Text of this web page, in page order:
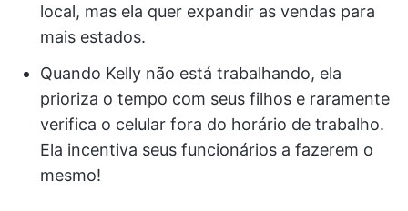
local, mas ela quer expandir as vendas para
mais estados.
Quando Kelly não está trabalhando, ela
prioriza o tempo com seus filhos e raramente
verifica o celular fora do horário de trabalho.
Ela incentiva seus funcionários a fazerem o
mesmo!